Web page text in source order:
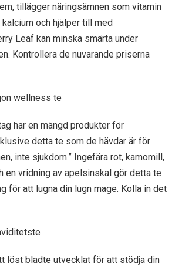
tillägger näringsämnen som vitamin
kalcium och hjälper till med
Leaf kan minska smärta under
Kontrollera de nuvarande priserna
wellness te
har en mängd produkter för
detta te som de hävdar är för
inte sjukdom.” Ingefära rot, kamomill,
en vridning av apelsinskal gör detta te
för att lugna din lugn mage. Kolla in det
löst bladte utvecklat för att stödja din